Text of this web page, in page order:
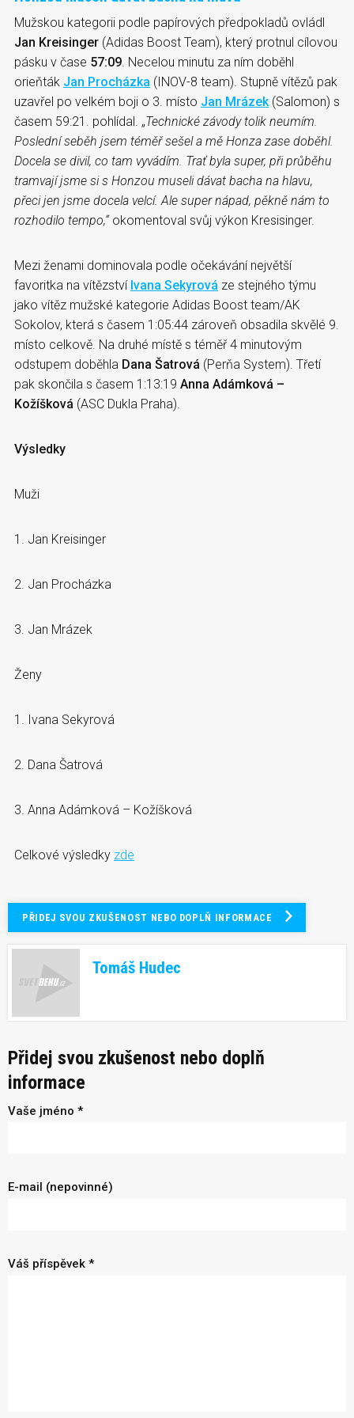
Mužskou kategorii podle papírových předpokladů ovládl
Jan Kreisinger (Adidas Boost Team), který protnul cílovou
pásku v čase 57:09 . Necelou minutu za ním doběhl
orieňták Jan Procházka (INOV-8 team). Stupně vítězů pak
uzavřel po velkém boji o 3. místo Jan Mrázek (Salomon) s
časem 59:21. pohlídal. „Technické závody tolik neumím.
Poslední seběh jsem téměř sešel a mě Honza zase doběhl.
Docela se divil, co tam vyvádím. Trať byla super, při průběhu
tramvají jsme si s Honzou museli dávat bacha na hlavu,
přeci jen jsme docela velcí. Ale super nápad, pěkně nám to
rozhodilo tempo,“okomentoval svůj výkon Kresisinger.
Mezi ženami dominovala podle očekávání největší
favoritka na vítězství Ivana Sekyrová ze stejného týmu
jako vítěz mužské kategorie Adidas Boost team/AK
Sokolov, která s časem 1:05:44 zároveň obsadila skvělé 9.
místo celkově. Na druhé místě s téměř 4 minutovým
odstupem doběhla Dana Šatrová (Perňa System). Třetí
pak skončila s časem 1:13:19 Anna Adámková –
Kožíšková (ASC Dukla Praha).
Výsledky
Muži
1. Jan Kreisinger
2. Jan Procházka
3. Jan Mrázek
Ženy
1. Ivana Sekyrová
2. Dana Šatrová
3. Anna Adámková – Kožíšková
Celkové výsledky zde
PŘIDEJ SVOU ZKUŠENOST NEBO DOPLŇ INFORMACE
Tomáš Hudec
Přidej svou zkušenost nebo doplň
informace
Vaše jméno *
E-mail (nepovinné)
Váš příspěvek *